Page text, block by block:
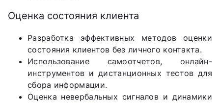
Оценка состояния клиента
Разработка эффективных методов оценки
состояния клиентов без личного контакта.
Использование самоотчетов, онлайн-
инструментов и дистанционных тестов для
сбора информации.
Оценка невербальных сигналов и динамики